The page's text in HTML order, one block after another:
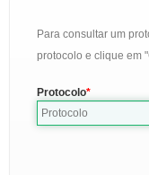
Para consultar um
protocolo e clique em
Protocolo